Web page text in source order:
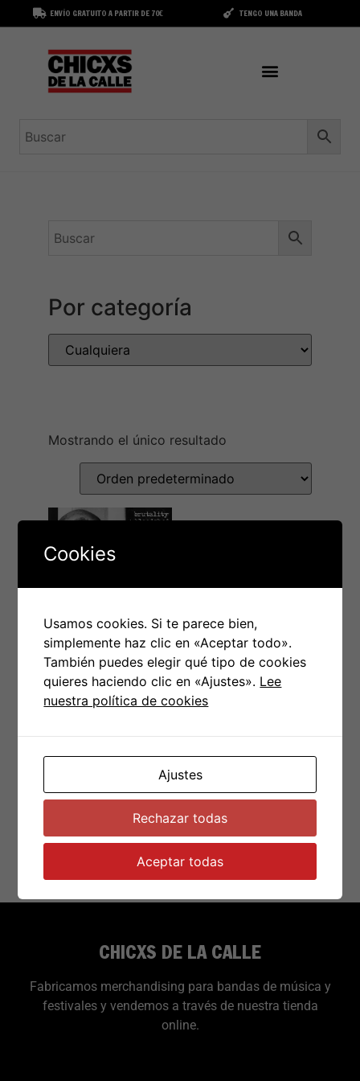
ENVÍO GRATUITO A PARTIR DE 70€ TENGO UNA BANDA
Por categoría
Mostrando el único resultado
LP GG ALLIN &
THE MURDER
JUNKIES –
Bloodshed For All
€30.99
Añadir al carrito
CHICXS DE LA CALLE
Fabricamos merchandising para bandas de música y
festivales y vendemos a través de nuestra tienda
online.
Cookies
Usamos cookies. Si te parece bien,
simplemente haz clic en «Aceptar todo».
También puedes elegir qué tipo de cookies
quieres haciendo clic en «Ajustes». Lee
nuestra política de cookies
Ajustes
Rechazar todas
Aceptar todas